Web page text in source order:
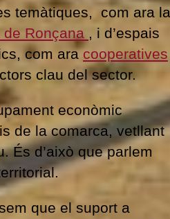
temàtiques, com ara la
Ronçana
, i d’espais
com aracooperatives
clau del sector.
econòmic
de la comarca, vetllant
És d’això que parlem
que el suport a